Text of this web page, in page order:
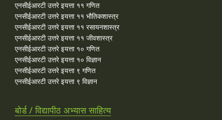
एनसीईआरटी उत्तरे इयत्ता ११ गणित
एनसीईआरटी उत्तरे इयत्ता ११ भौतिकशास्त्र
एनसीईआरटी उत्तरे इयत्ता ११ रसायनशास्त्र
एनसीईआरटी उत्तरे इयत्ता ११ जीवशास्त्र
एनसीईआरटी उत्तरे इयत्ता १० गणित
एनसीईआरटी उत्तरे इयत्ता १० विज्ञान
एनसीईआरटी उत्तरे इयत्ता ९ गणित
एनसीईआरटी उत्तरे इयत्ता ९ विज्ञान
बोर्ड / विद्यापीठ अभ्यास साहित्य